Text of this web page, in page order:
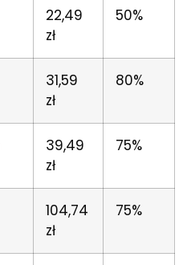
22,49
zł
50%
31,59
zł
80%
39,49
zł
75%
104,74
zł
75%